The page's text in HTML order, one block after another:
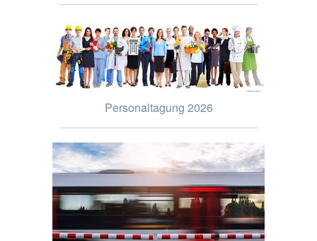
Personaltagung 2026